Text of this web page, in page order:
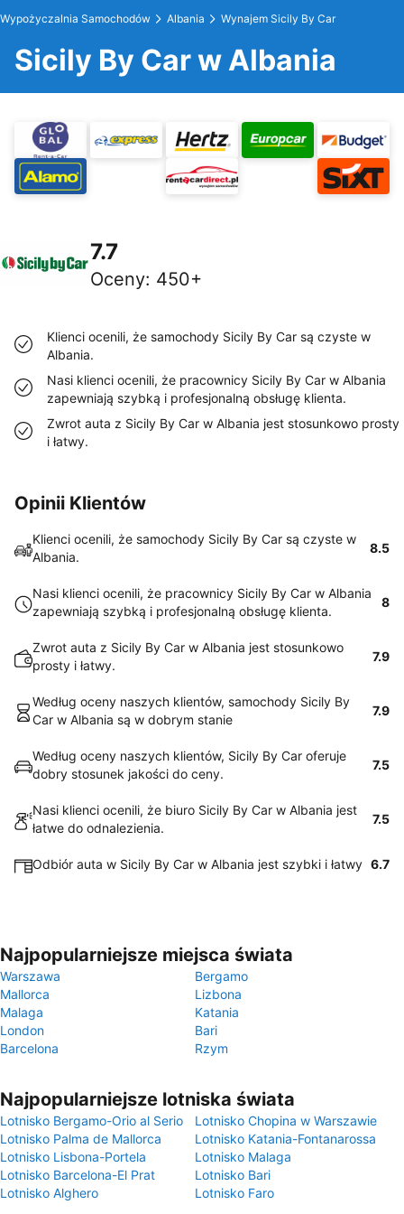
Wypożyczalnia Samochodów Albania Wynajem Sicily By Car
Sicily By Car w Albania
7.7
Oceny: 450+
Klienci ocenili, że samochody Sicily By Car są czyste w
Albania.
Nasi klienci ocenili, że pracownicy Sicily By Car w Albania
zapewniają szybką i profesjonalną obsługę klienta.
Zwrot auta z Sicily By Car w Albania jest stosunkowo prosty
i łatwy.
Opinii Klientów
Klienci ocenili, że samochody Sicily By Car są czyste w
Albania.
8.5
Nasi klienci ocenili, że pracownicy Sicily By Car w Albania
zapewniają szybką i profesjonalną obsługę klienta.
8
Zwrot auta z Sicily By Car w Albania jest stosunkowo
prosty i łatwy.
7.9
Według oceny naszych klientów, samochody Sicily By
Car w Albania są w dobrym stanie
7.9
Według oceny naszych klientów, Sicily By Car oferuje
dobry stosunek jakości do ceny.
7.5
Nasi klienci ocenili, że biuro Sicily By Car w Albania jest
łatwe do odnalezienia.
7.5
Odbiór auta w Sicily By Car w Albania jest szybki i łatwy 6.7
Najpopularniejsze miejsca świata
Warszawa
Bergamo
Mallorca
Lizbona
Malaga
Katania
London
Bari
Barcelona
Rzym
Najpopularniejsze lotniska świata
Lotnisko Bergamo-Orio al Serio
Lotnisko Chopina w Warszawie
Lotnisko Palma de Mallorca
Lotnisko Katania-Fontanarossa
Lotnisko Lisbona-Portela
Lotnisko Malaga
Lotnisko Barcelona-El Prat
Lotnisko Bari
Lotnisko Alghero
Lotnisko Faro